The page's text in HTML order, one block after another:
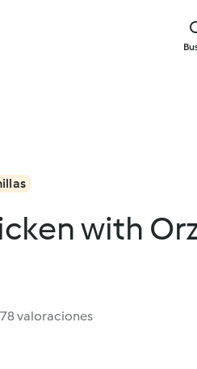
with
valoraciones